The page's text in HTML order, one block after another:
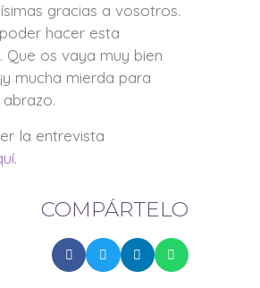
gracias a vosotros.
hacer esta
Que os vaya muy bien
mucha mierda para
la entrevista
.
COMPÁRTELO